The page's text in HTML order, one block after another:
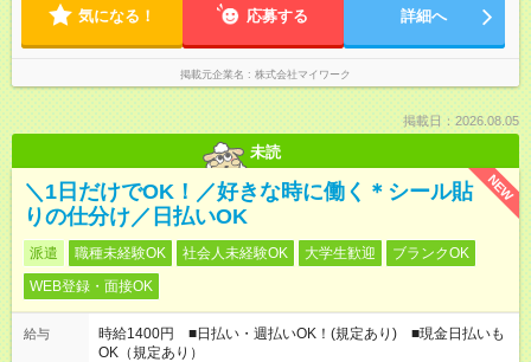
気になる！ 応募する 詳細へ
掲載元企業名 株式会社マイワーク
掲載日：2026.08.05
未読
NEW
＼1日だけでOK！／好きな時に働く＊シール貼
りの仕分け／日払いOK
派遣 職種未経験OK 社会人未経験OK 大学生歓迎
ブランクOK
WEB登録・面接OK
給与
時給1400円 ■日払い・週払いOK！(規定あり) ■現金日払いも
OK（規定あり）